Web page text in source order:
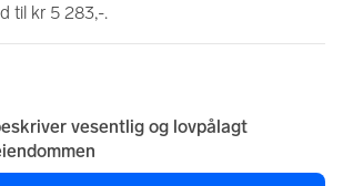
til kr 5 283,-.
vesentlig og lovpålagt